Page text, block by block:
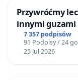
Przywróćmy
innymi
Centrum
7 357 podpisów
91 Podpisy / 24
25 Jul 2026